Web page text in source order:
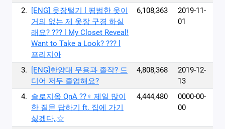
2.
[ENG] 옷장털기 l 평범한 옷이
거의 없는 제 옷장 구경 하실
래요? ??? l My Closet Reveal!
Want to Take a Look? ??? l
프리지아
6,108,363
2019-11-
01
3.
[ENG]한양대 무용과 졸작? 드
디어 저두 졸업해요?
4,808,368
2019-12-
13
4. 솔로지옥 QnA ??♀ 제일 많이
한 질문 답하기 ft. 집에 가기
싫겠다,,☆
4,444,480
0000-00-
00